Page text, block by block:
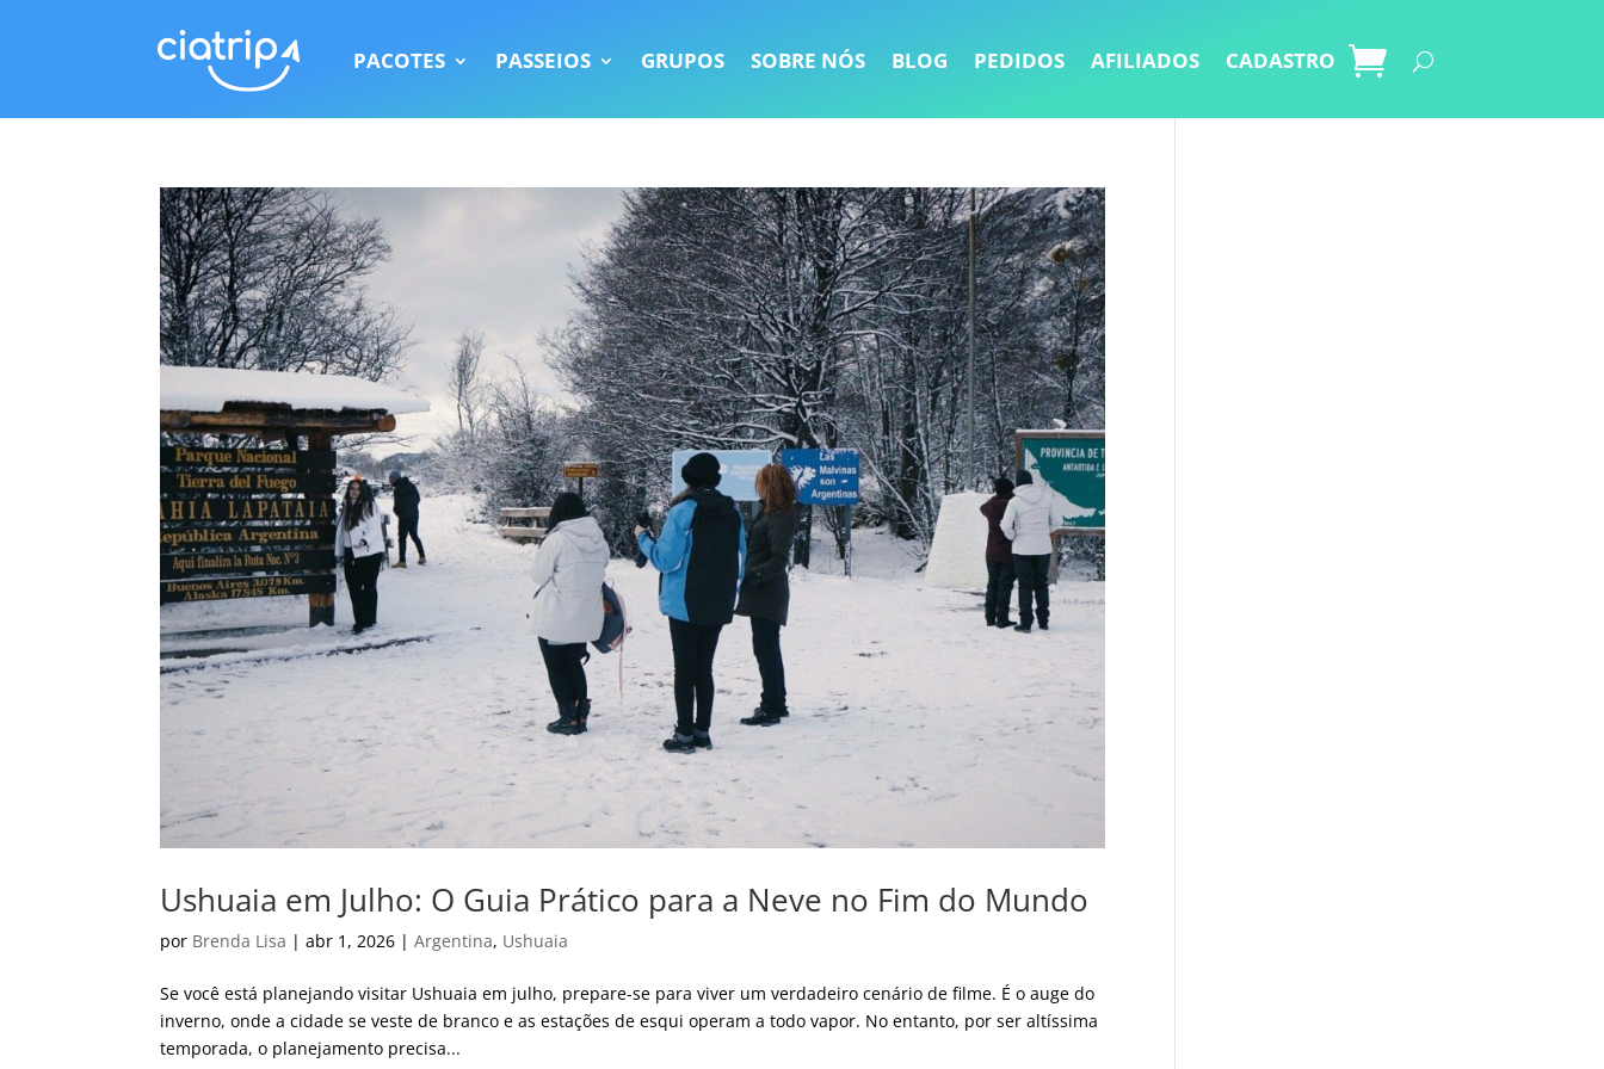
PACOTES PASSEIOS GRUPOS SOBRE NÓS BLOG PEDIDOS AFILIADOS CADASTRO
Ushuaia em Julho: O Guia Prático para a Neve no Fim do Mundo
por Brenda Lisa |abr 1, 2026 |Argentina, Ushuaia
Se você está planejando visitar Ushuaia em julho, prepare-se para viver um verdadeiro cenário de filme. É o auge do
inverno, onde a cidade se veste de branco e as estações de esqui operam a todo vapor. No entanto, por ser altíssima
temporada, o planejamento precisa...